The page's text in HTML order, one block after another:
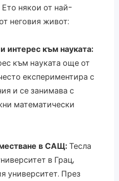
някои от най-
неговия живот:
интерес към науката:
към науката още от
експериментира с
и се занимава с
математически
в САЩ:Тесла
в Грац,
университет. През